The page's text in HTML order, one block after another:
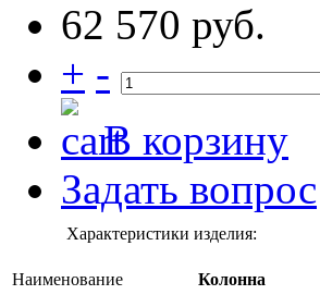
62 570 руб.
+ -
В корзину
Задать вопрос
Характеристики изделия:
Наименование Колонна